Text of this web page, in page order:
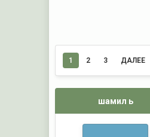
1 2 3 ДАЛЕЕ
шамил ь